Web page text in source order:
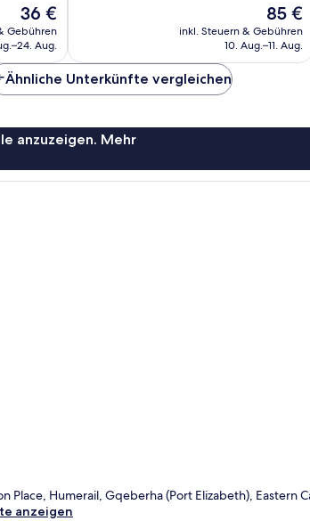
Der
Preis
beträgt
36 €
Gebühren
Aug.
Der
Preis
beträgt
85 €
inkl. Steuern & Gebühren
10. Aug.–11. Aug.
Ähnliche Unterkünfte vergleichen
anzuzeigen. Mehr
Place, Humerail, Gqeberha (Port Elizabeth), Eastern
anzeigen